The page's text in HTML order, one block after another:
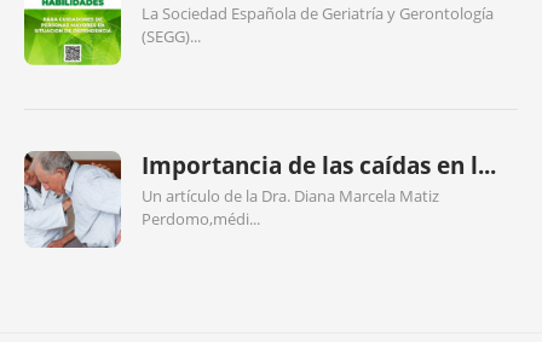
La Sociedad Española de Geriatría y Gerontología
(SEGG)...
Importancia de las caídas en l...
Un artículo de la Dra. Diana Marcela Matiz
Perdomo,médi...